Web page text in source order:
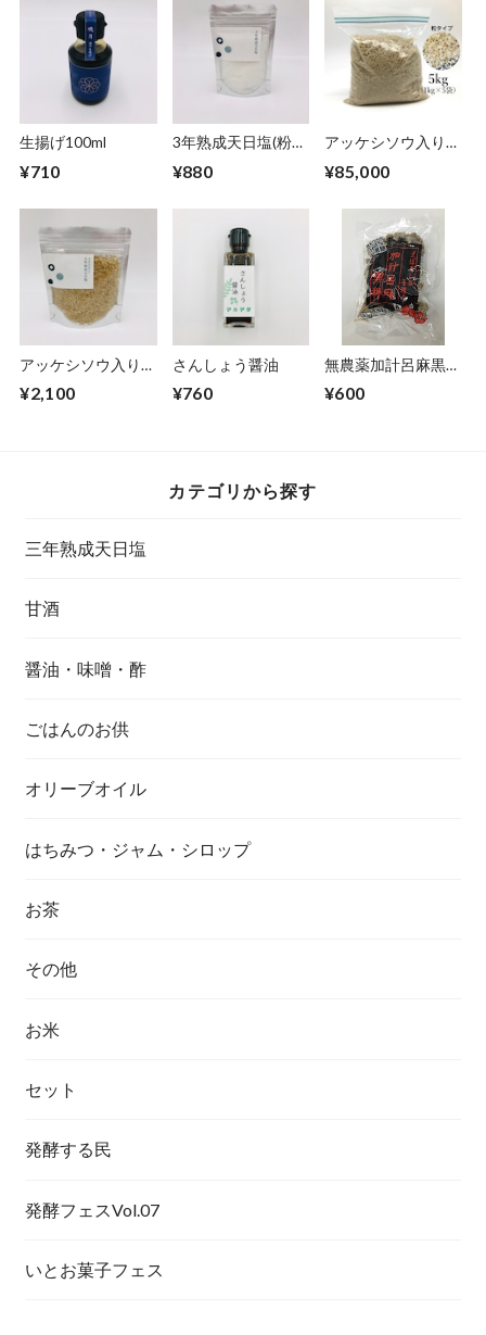
生揚げ100ml
¥710
3年熟成天日塩(粉タ
¥880
アッケシソウ入り3
イプ)5kg
¥85,000
アッケシソウ入り3
イプ)100g
¥2,100
さんしょう醤油
¥760
無農薬加計呂麻黒糖
¥600
カテゴリから探す
三年熟成天日塩
甘酒
醤油・味噌・酢
ごはんのお供
オリーブオイル
はちみつ・ジャム・シロップ
お茶
その他
お米
セット
発酵する民
発酵フェスVol.07
いとお菓子フェス